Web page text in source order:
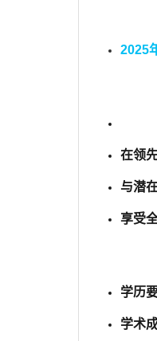
2025
在领
与潜
享受
学历
学术